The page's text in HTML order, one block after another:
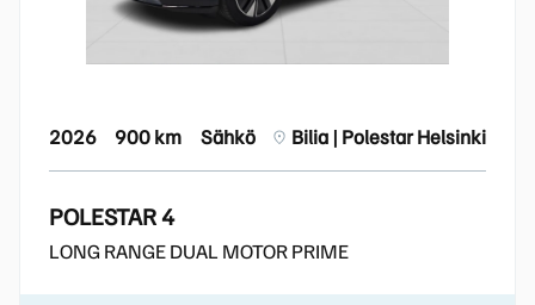
2026 900 km Sähkö Bilia | Polestar Helsinki
POLESTAR 4
LONG RANGE DUAL MOTOR PRIME